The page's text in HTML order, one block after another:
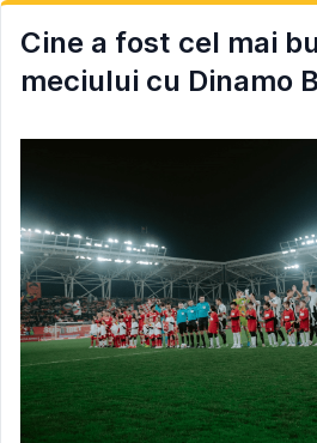
Cine a fost cel mai
meciului cu Dinamo